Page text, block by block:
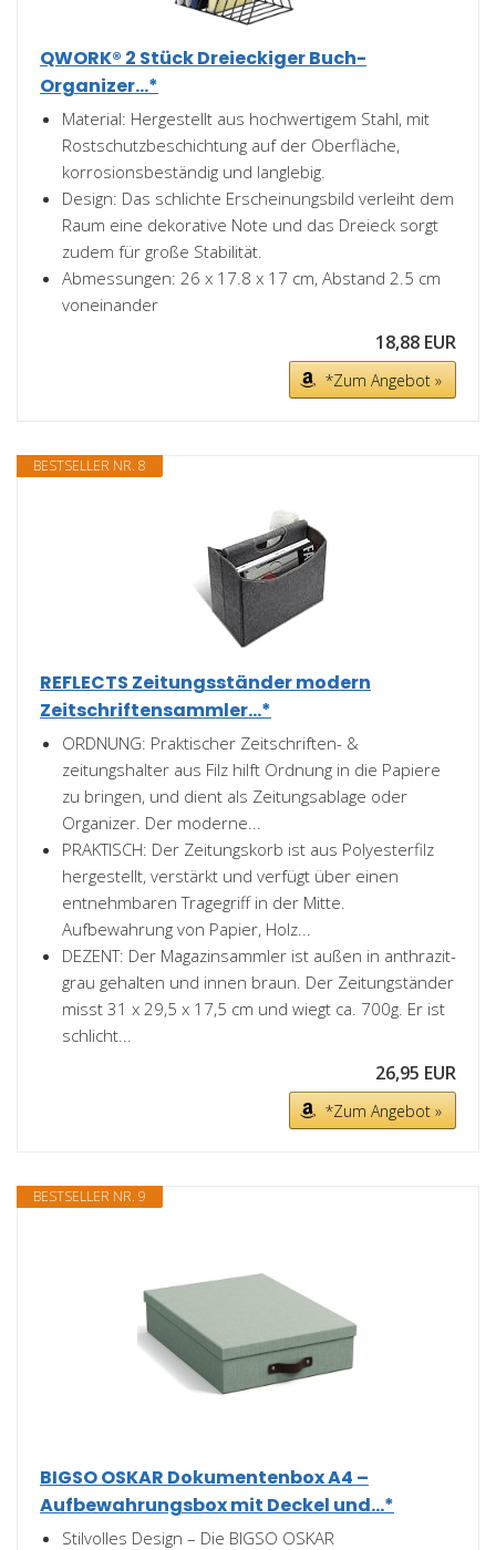
QWORK® 2 Stück Dreieckiger Buch-
Organizer...*
Material: Hergestellt aus hochwertigem Stahl, mit
Rostschutzbeschichtung auf der Oberfläche,
korrosionsbeständig und langlebig.
Design: Das schlichte Erscheinungsbild verleiht dem
Raum eine dekorative Note und das Dreieck sorgt
zudem für große Stabilität.
Abmessungen: 26 x 17.8 x 17 cm, Abstand 2.5 cm
voneinander
18,88 EUR
*Zum Angebot »
BESTSELLER NR. 8
REFLECTS Zeitungsständer modern
Zeitschriftensammler...*
ORDNUNG: Praktischer Zeitschriften- &
zeitungshalter aus Filz hilft Ordnung in die Papiere
zu bringen, und dient als Zeitungsablage oder
Organizer. Der moderne...
PRAKTISCH: Der Zeitungskorb ist aus Polyesterfilz
hergestellt, verstärkt und verfügt über einen
entnehmbaren Tragegriff in der Mitte.
Aufbewahrung von Papier, Holz...
DEZENT: Der Magazinsammler ist außen in anthrazit-
grau gehalten und innen braun. Der Zeitungständer
misst 31 x 29,5 x 17,5 cm und wiegt ca. 700g. Er ist
schlicht...
26,95 EUR
*Zum Angebot »
BESTSELLER NR. 9
BIGSO OSKAR Dokumentenbox A4 –
Aufbewahrungsbox mit Deckel und...*
Stilvolles Design – Die BIGSO OSKAR